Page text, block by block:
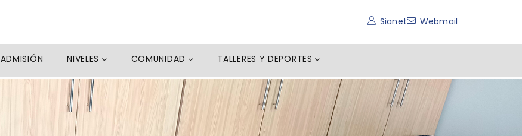
Sianet Webmail
ADMISIÓN NIVELES COMUNIDAD TALLERES Y DEPORTES